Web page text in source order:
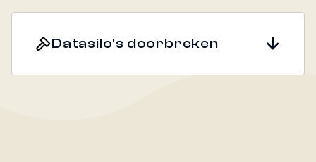
Datasilo's doorbreken